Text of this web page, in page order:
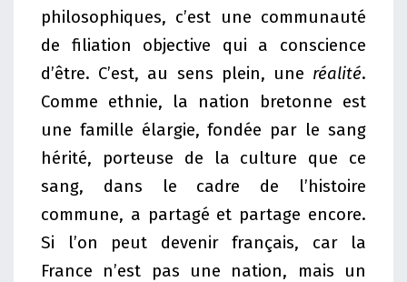
philosophiques, c’est une communauté
de filiation objective qui a conscience
d’être. C’est, au sens plein, une réalité.
Comme ethnie, la nation bretonne est
une famille élargie, fondée par le sang
hérité, porteuse de la culture que ce
sang, dans le cadre de l’histoire
commune, a partagé et partage encore.
Si l’on peut devenir français, car la
France n’est pas une nation, mais un